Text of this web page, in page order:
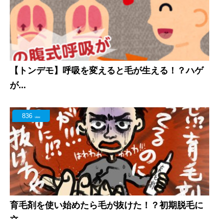
【トンデモ】呼吸を変えると毛が生える！？ハゲ
が...
836 view
育毛剤を使い始めたら毛が抜けた！？初期脱毛に